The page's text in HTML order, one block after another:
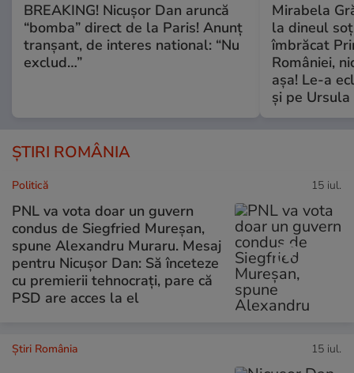
BREAKING! Nicușor Dan aruncă
“bomba” direct de la Paris! Anunț
tranșant, de interes national: “Nu
exclud…”
Mirabela
la dineul
îmbrăcat
României,
așa! Le-a
și pe
ȘTIRI ROMÂNIA
Politică 15 iul.
PNL va vota doar un guvern
condus de Siegfried Mureșan,
spune Alexandru Muraru. Mesaj
pentru Nicușor Dan: Să înceteze
cu premierii tehnocrați, pare că
PSD are acces la el
Știri România 15 iul.